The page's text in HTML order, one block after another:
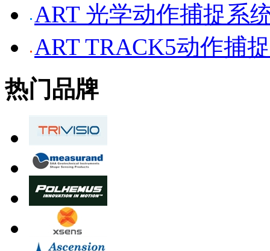
ART 光学动作捕捉系
ART TRACK5动作捕
热门品牌